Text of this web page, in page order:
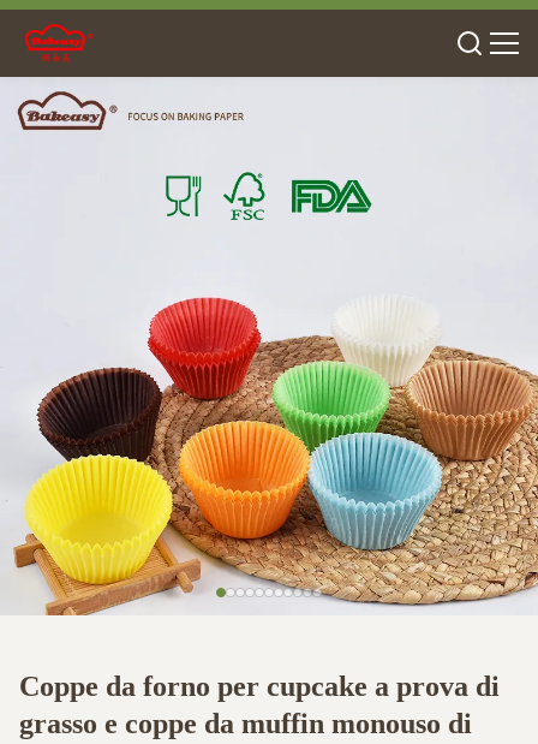
Coppe da forno per cupcake a prova di
grasso e coppe da muffin monouso di